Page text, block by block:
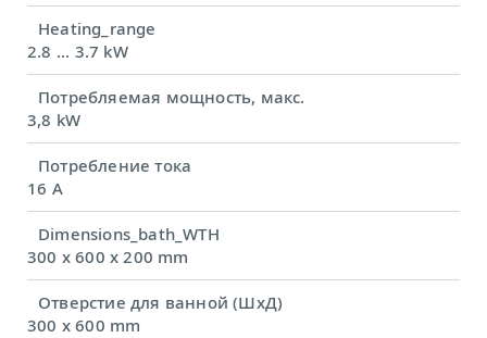
Heating_range
2.8 ... 3.7 kW
Потребляемая мощность, макс.
3,8 kW
Потребление тока
16 A
Dimensions_bath_WTH
300 x 600 x 200 mm
Отверстие для ванной (ШхД)
300 x 600 mm